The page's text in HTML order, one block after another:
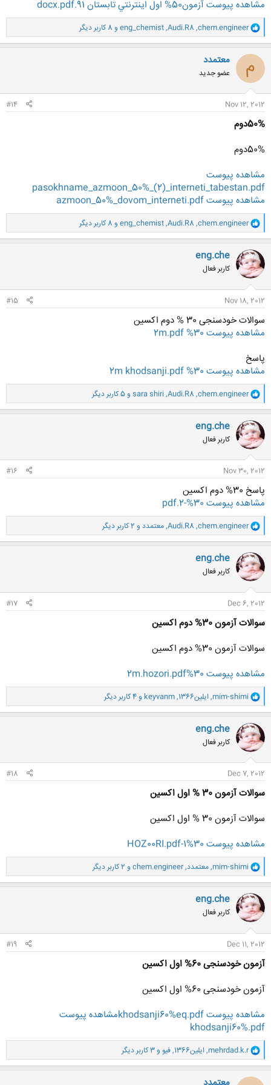
مشاهده پیوست آزمون50% اول اينترنتي تابستان 91.docx.pdf
و
ا
ک
ن
ش
ه
ا
chem.engineer
,
Audi.R8
,
eng_chemist و 8 کاربر دیگر
م معتمدد
عضو جدید
Nov 12, 2012
#14
50%دوم
50%دوم
مشاهده پیوست
pasokhname_azmoon_50%_(2)_interneti_tabestan.pdf
مشاهده پیوست azmoon_50%_dovom_interneti.pdf
و
ا
ک
ن
ش
ه
ا
chem.engineer
,
Audi.R8
,
eng_chemist و 8 کاربر دیگر
eng.che
کاربر فعال
Nov 18, 2012
#15
سوالات خودسنجی 30 % دوم اکسین
مشاهده پیوست 30% 2m.pdf
پاسخ
مشاهده پیوست 30% 2m khodsanji.pdf
و
ا
ک
ن
ش
ه
ا
chem.engineer
,
Audi.R8
,
sara shiri و 5 کاربر دیگر
eng.che
کاربر فعال
Nov 30, 2012
#16
پاسخ 30% دوم اکسین
مشاهده پیوست 30%-2.pdf
و
ا
ک
ن
ش
ه
ا
chem.engineer
,
Audi.R8
,معتمدد و 2 کاربر دیگر
eng.che
کاربر فعال
Dec 6, 2012
#17
سوالات آزمون 30% دوم اکسین
سوالات آزمون 30% دوم اکسین
مشاهده پیوست 30%2m.hozori.pdf
و
ا
ک
ن
ش
ه
ا
mim-shimi
,ایلین1366 ,
keyvanm و 4 کاربر دیگر
eng.che
کاربر فعال
Dec 7, 2012
#18
سوالات آزمون 30 % اول اکسین
سوالات آزمون 30 % اول اکسین
مشاهده پیوست 30%1-HOZ00RI.pdf
و
ا
ک
ن
ش
ه
ا
mim-shimi
,معتمدد,
chem.engineer و 2 کاربر دیگر
eng.che
کاربر فعال
Dec 11, 2012
#19
آزمون خودسنجی 60% اول اکسین
آزمون خودسنجی 60% اول اکسین
مشاهده پیوست khodsanji60%eq.pdf
مشاهده پیوست
khodsanji60%.pdf
و
ا
ک
ن
mehrdad.k.r
,ایلین1366 ,فیو و 3 کاربر دیگر